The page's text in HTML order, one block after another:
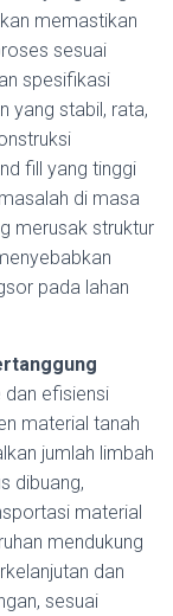
memastikan
sesuai
spesifikasi
yang stabil, rata,
fill yang tinggi
di masa
merusak struktur
pada lahan
dan efisiensi
material tanah
jumlah limbah
dibuang,
material
mendukung
dan
sesuai